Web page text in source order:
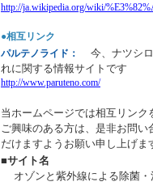
http://ja.wikipedia.org/wiki/
●相互リンク
パルテノライド：
今、ナツシ
れに関する情報サイトです
http://www.paruteno.com/
当ホームページでは相互リン
ご興味のある方は、是非お問
だけますようお願い申し上げま
■サイト名
オゾンと紫外線による除菌・